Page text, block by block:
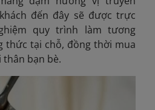
đến đây sẽ được trực
quy trình làm tương
thức tại chỗ, đồng thời mua
thân bạn bè.